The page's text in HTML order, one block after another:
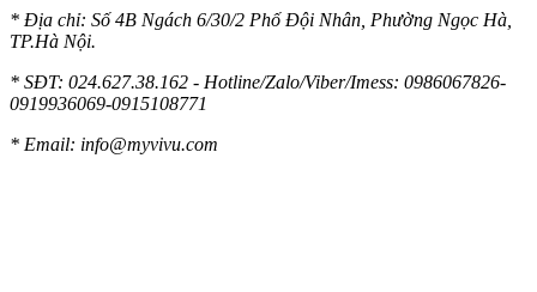
* Địa chỉ: Số 4B Ngách 6/30/2 Phố Đội Nhân, Phường Ngọc Hà,
TP.Hà Nội.
* SĐT: 024.627.38.162 - Hotline/Zalo/Viber/Imess: 0986067826-
0919936069-0915108771
* Email: info@myvivu.com